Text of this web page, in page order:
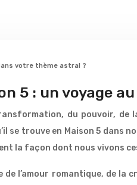
votre thème astral ?
5 : un voyage
du pouvoir, de
se trouve en Maison 5
la façon dont nous vivons
de l’amour romantique, de